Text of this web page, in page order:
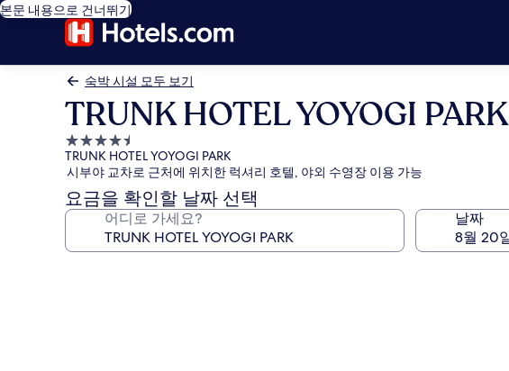
본문 내용으로 건너뛰기
숙박 시설 모두 보기
TRUNK HOTEL YOYOGI PARK
4.5
성
급
숙
박
TRUNK HOTEL YOYOGI PARK
시부야 교차로 근처에 위치한 럭셔리 호텔, 야외 수영장 이용 가능
요금을 확인할 날짜 선택
어디로 가세요? 날짜